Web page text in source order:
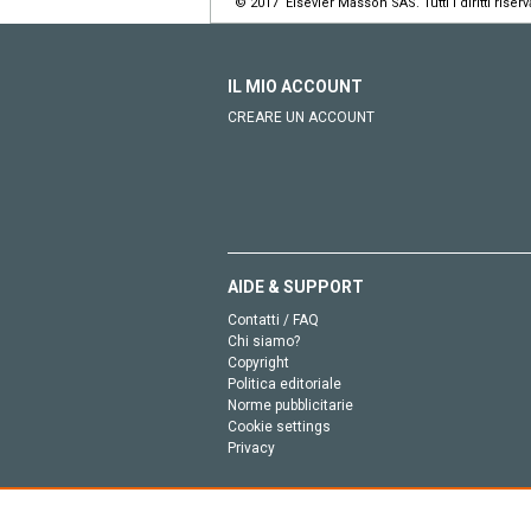
© 2017 Elsevier Masson SAS. Tutti i diritti
IL MIO ACCOUNT
CREARE UN ACCOUNT
AIDE & SUPPORT
Contatti / FAQ
Chi siamo?
Copyright
Politica editoriale
Norme pubblicitarie
Cookie settings
Privacy